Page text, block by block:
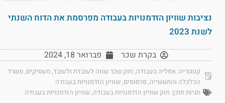
נציבות שוויון הזדמנויות בעבודה מפרסמת את הדוח השנתי
לשנת 2023
בקרת שכר פברואר 18, 2024
קטגוריה:אפליה בעבודה,חוק שכר שווה לעובדת ולעובד,מעסיקים,משרד
הכלכלה והתעשייה,פרסומים,שוויון הזדמנויות בעבודה
תגיות תוכן: חוק שוויון הזדמנויות בעבודה,שוויון הזדמנויות בעבודה